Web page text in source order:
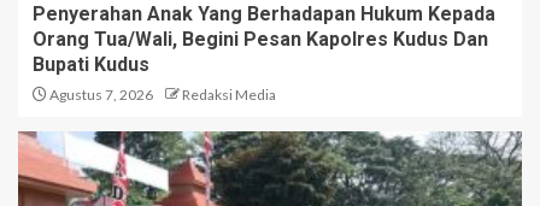
Penyerahan Anak Yang Berhadapan Hukum Kepada
Orang Tua/Wali, Begini Pesan Kapolres Kudus Dan
Bupati Kudus
Agustus 7, 2026 Redaksi Media